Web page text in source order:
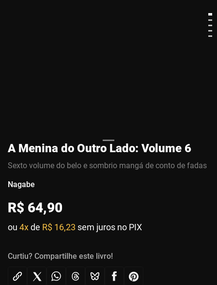
A Menina do Outro Lado: Volume 6
Sexto volume do belo e sombrio mangá de conto de fadas
Nagabe
R$ 64,90
ou 4xde R$ 16,23 sem juros no PIX
Curtiu? Compartilhe este livro!